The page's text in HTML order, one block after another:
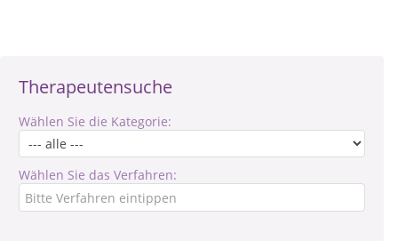
Therapeutensuche
Wählen Sie die Kategorie:
Wählen Sie das Verfahren: